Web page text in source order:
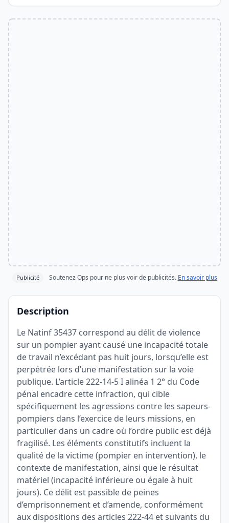
Publicité Soutenez Ops pour ne plus voir de publicités. En savoir plus
Description
Le Natinf 35437 correspond au délit de violence
sur un pompier ayant causé une incapacité totale
de travail n’excédant pas huit jours, lorsqu’elle est
perpétrée lors d’une manifestation sur la voie
publique. L’article 222-14-5 I alinéa 1 2° du Code
pénal encadre cette infraction, qui cible
spécifiquement les agressions contre les sapeurs-
pompiers dans l’exercice de leurs missions, en
particulier dans un cadre où l’ordre public est déjà
fragilisé. Les éléments constitutifs incluent la
qualité de la victime (pompier en intervention), le
contexte de manifestation, ainsi que le résultat
matériel (incapacité inférieure ou égale à huit
jours). Ce délit est passible de peines
d’emprisonnement et d’amende, conformément
aux dispositions des articles 222-44 et suivants du